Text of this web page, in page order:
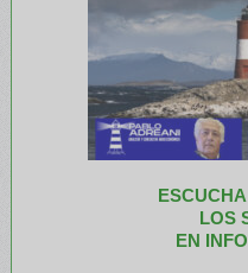
LOS
EN